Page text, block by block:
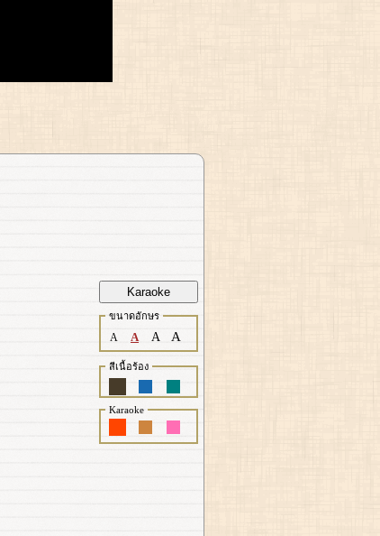
Karaoke
ขนาดอักษร
A A A A
สีเนื้อร้อง
Karaoke